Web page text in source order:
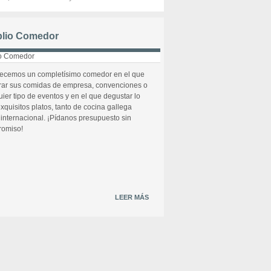
Comedor
un completísimo comedor en el que
sus comidas de empresa, convenciones o
tipo de eventos y en el que degustar lo
platos, tanto de cocina gallega
¡Pídanos presupuesto sin
LEER MÁS